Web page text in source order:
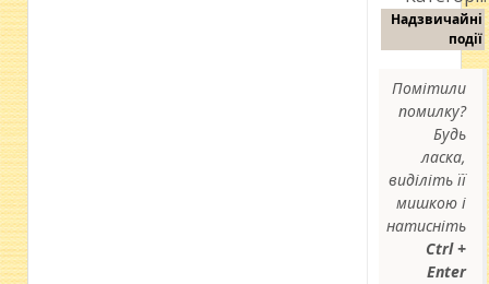
Надзвичайні
події
Помітили
помилку?
Будь
ласка,
виділіть її
мишкою і
натисніть
Ctrl +
Enter